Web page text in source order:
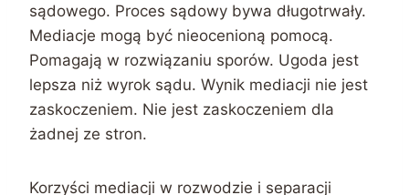
sądowego. Proces sądowy bywa długotrwały.
Mediacje mogą być nieocenioną pomocą.
Pomagają w rozwiązaniu sporów. Ugoda jest
lepsza niż wyrok sądu. Wynik mediacji nie jest
zaskoczeniem. Nie jest zaskoczeniem dla
żadnej ze stron.
Korzyści mediacji w rozwodzie i separacji